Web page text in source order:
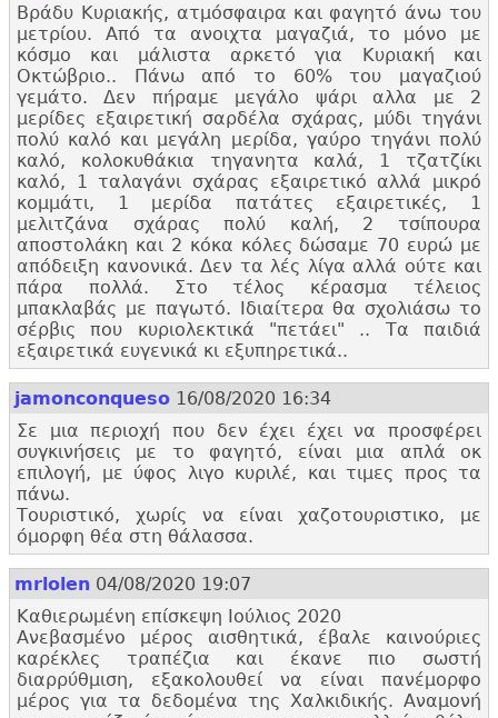
Βράδυ Κυριακής, ατμόσφαιρα και φαγητό άνω του
μετρίου. Από τα ανοιχτα μαγαζιά, το μόνο με
κόσμο και μάλιστα αρκετό για Κυριακή και
Οκτώβριο.. Πάνω από το 60% του μαγαζιού
γεμάτο. Δεν πήραμε μεγάλο ψάρι αλλα με 2
μερίδες εξαιρετική σαρδέλα σχάρας, μύδι τηγάνι
πολύ καλό και μεγάλη μερίδα, γαύρο τηγάνι πολύ
καλό, κολοκυθάκια τηγανητα καλά, 1 τζατζίκι
καλό, 1 ταλαγάνι σχάρας εξαιρετικό αλλά μικρό
κομμάτι, 1 μερίδα πατάτες εξαιρετικές, 1
μελιτζάνα σχάρας πολύ καλή, 2 τσίπουρα
αποστολάκη και 2 κόκα κόλες δώσαμε 70 ευρώ με
απόδειξη κανονικά. Δεν τα λές λίγα αλλά ούτε και
πάρα πολλά. Στο τέλος κέρασμα τέλειος
μπακλαβάς με παγωτό. Ιδιαίτερα θα σχολιάσω το
σέρβις που κυριολεκτικά "πετάει" .. Τα παιδιά
εξαιρετικά ευγενικά κι εξυπηρετικά..
jamonconqueso 16/08/2020 16:34
Σε μια περιοχή που δεν έχει έχει να προσφέρει
συγκινήσεις με το φαγητό, είναι μια απλά οκ
επιλογή, με ύφος λιγο κυριλέ, και τιμες προς τα
πάνω.
Τουριστικό, χωρίς να είναι χαζοτουριστικο, με
όμορφη θέα στη θάλασσα.
mrlolen 04/08/2020 19:07
Καθιερωμένη επίσκεψη Ιούλιος 2020
Ανεβασμένο μέρος αισθητικά, έβαλε καινούριες
καρέκλες τραπέζια και έκανε πιο σωστή
διαρρύθμιση, εξακολουθεί να είναι πανέμορφο
μέρος για τα δεδομένα της Χαλκιδικής. Αναμονή